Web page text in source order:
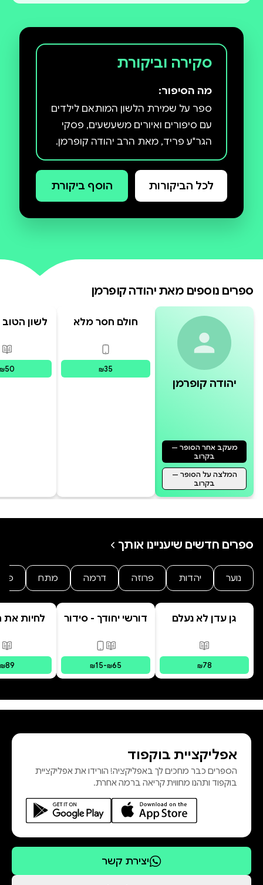
סקירה וביקורת
מה הסיפור:
ספר על שמירת הלשון המותאם לילדים
עם סיפורים ואיורים משעשעים, פסקי
הגר"ע פריד, מאת הרב יהודה קופרמן.
לכל הביקורות הוסף ביקורת
ספרים נוספים מאת יהודה קופרמן
יהודה קופרמן
מעקב אחר הסופר —
בקרוב
המלצה על הסופר —
בקרוב
חולם חסר מלא
פורמטים זמינים דיגיטלי
₪35
לשון הטוב
₪50
ספרים חדשים שיעניינו אותך
נוער יהדות פרוזה דרמה מתח
גן עדן לא נעלם
פורמטים זמינים מודפס
₪78
דורשי יחודך - סידור
פורמטים זמינים
מודפס,
₪15-₪65
לחיות את
₪89
אפליקציית בוקפוד
הספרים כבר מחכים לך באפליקציה! הורידו את אפליקציית
בוקפוד ותהנו מחווית קריאה ברמה אחרת.
יצירת קשר